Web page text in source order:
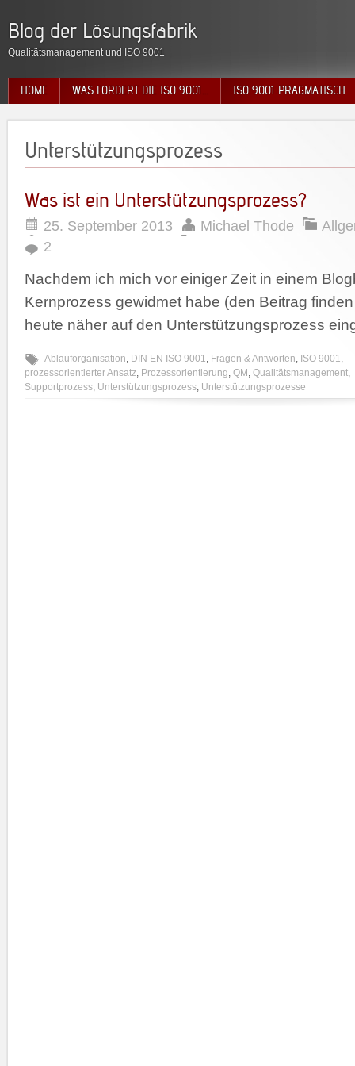
Blog der Lösungsfabrik
Qualitätsmanagement und ISO 9001
HOME WAS FORDERT DIE ISO 9001… ISO 9001 PRAGMATISCH
Unterstützungsprozess
Was ist ein Unterstützungsprozess?
25. September 2013 Michael Thode
2
Nachdem ich mich vor einiger Zeit in einem
Kernprozess gewidmet habe (den Beitrag
heute näher auf den Unterstützungsprozess
Ablauforganisation, DIN EN ISO 9001, Fragen & Antworten, ISO 9001,
prozessorientierter Ansatz, Prozessorientierung, QM , Qualitätsmanagement,
Supportprozess, Unterstützungsprozess, Unterstützungsprozesse